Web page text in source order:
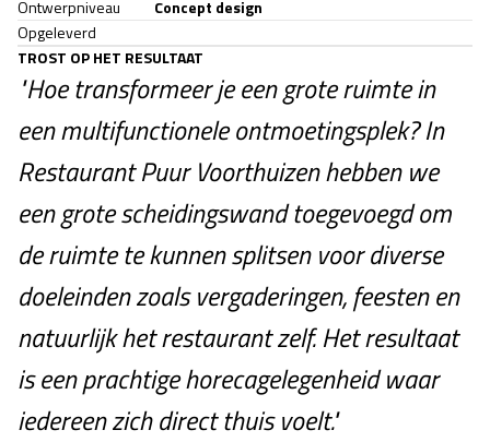
Ontwerpniveau
Concept design
Opgeleverd
TROST OP HET RESULTAAT
"Hoe transformeer je een grote ruimte in
een multifunctionele ontmoetingsplek? In
Restaurant Puur Voorthuizen hebben we
een grote scheidingswand toegevoegd om
de ruimte te kunnen splitsen voor diverse
doeleinden zoals vergaderingen, feesten en
natuurlijk het restaurant zelf. Het resultaat
is een prachtige horecagelegenheid waar
iedereen zich direct thuis voelt."